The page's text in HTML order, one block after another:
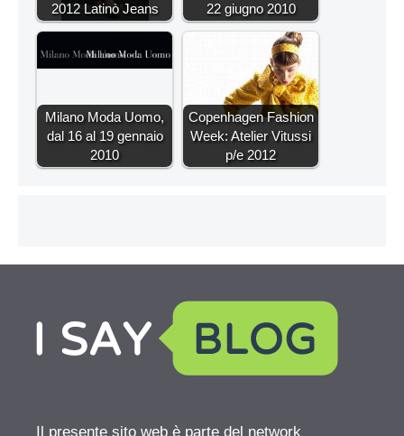
2012 Latinò Jeans
22 giugno 2010
Milano Moda Uomo,
dal 16 al 19 gennaio
2010
Copenhagen Fashion
Week: Atelier Vitussi
p/e 2012
Il presente sito web è parte del network